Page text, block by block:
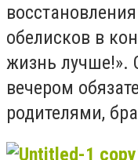
обелисков в
жизнь лучше!».
вечером
родителями,